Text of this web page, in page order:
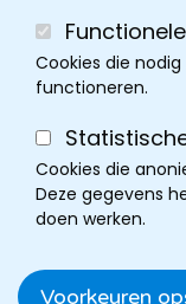
Cookies die
functioneren.
Cookies die
Deze gegevens
doen werken.
Voorkeuren